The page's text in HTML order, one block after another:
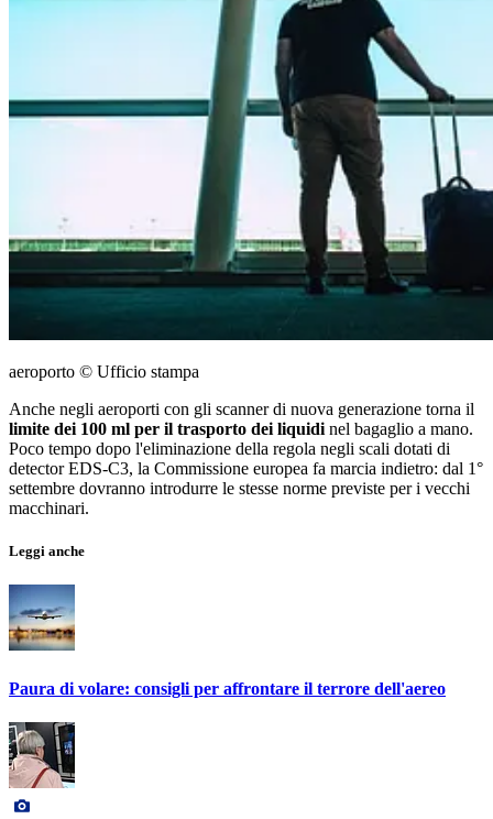
aeroporto © Ufficio stampa
Anche negli aeroporti con gli scanner di nuova generazione torna il
limite dei 100 ml per il trasporto dei liquidi nel bagaglio a mano.
Poco tempo dopo l'eliminazione della regola negli scali dotati di
detector EDS-C3, la Commissione europea fa marcia indietro: dal 1°
settembre dovranno introdurre le stesse norme previste per i vecchi
macchinari.
Leggi anche
Paura di volare: consigli per affrontare il terrore dell'aereo